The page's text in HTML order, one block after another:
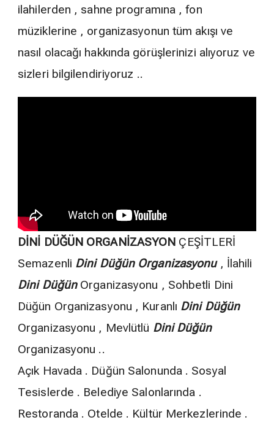
ilahilerden , sahne programına , fon
müziklerine , organizasyonun tüm akışı ve
nasıl olacağı hakkında görüşlerinizi alıyoruz ve
sizleri bilgilendiriyoruz ..
DİNİ DÜĞÜN ORGANİZASYON ÇEŞİTLERİ
Semazenli Dini Düğün Organizasyonu, İlahili
Dini DüğünOrganizasyonu , Sohbetli Dini
Düğün Organizasyonu , Kuranlı Dini Düğün
Organizasyonu , Mevlütlü Dini Düğün
Organizasyonu ..
Açık Havada . Düğün Salonunda . Sosyal
Tesislerde . Belediye Salonlarında .
Restoranda . Otelde . Kültür Merkezlerinde .